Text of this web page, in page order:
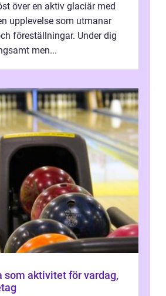
över en aktiv glaciär med
upplevelse som utmanar
föreställningar. Under dig
men...
som aktivitet för vardag,